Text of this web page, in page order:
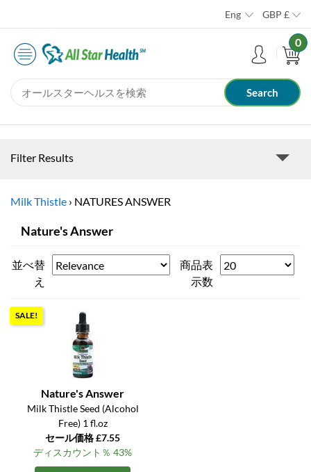
Eng GBP £
0
Filter Results
Milk Thistle › NATURES ANSWER
Nature's Answer
並べ替
え
商品表
示数
SALE!
Nature's Answer
Milk Thistle Seed (Alcohol
Free) 1 fl.oz
セール価格 £7.55
ディスカウント％ 43%